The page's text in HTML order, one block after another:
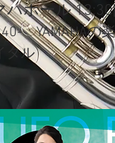
ハホール 13:30
YAMAHAの
タル